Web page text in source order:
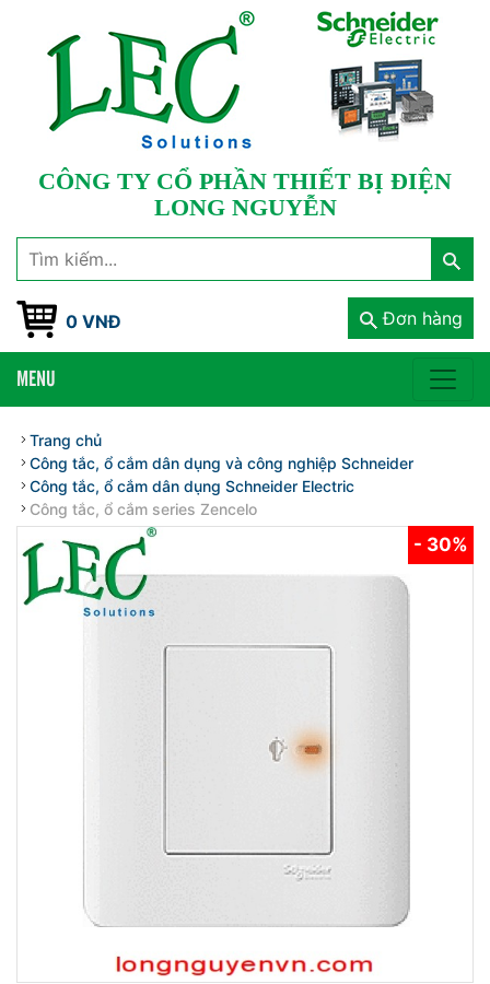
CÔNG TY CỔ PHẦN THIẾT BỊ ĐIỆN
LONG NGUYỄN
0 VNĐ Đơn hàng
MENU
Trang chủ
Công tắc, ổ cắm dân dụng và công nghiệp Schneider
Công tắc, ổ cắm dân dụng Schneider Electric
Công tắc, ổ cắm series Zencelo
- 30%